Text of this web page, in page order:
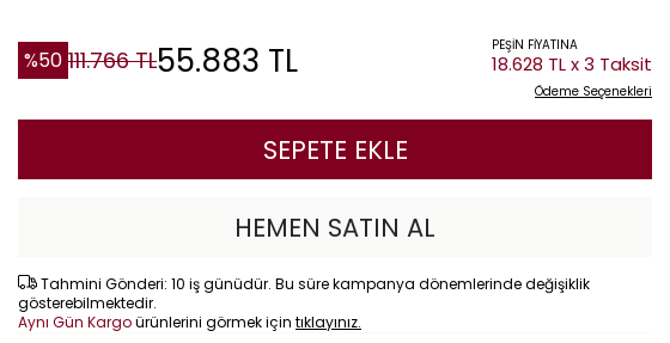
%50 111.766TL55.883 TL PEŞİN FİYATINA
18.628 TL x 3 Taksit
Ödeme Seçenekleri
SEPETE EKLE
HEMEN SATIN AL
Tahmini Gönderi: 10 iş günüdür. Bu süre kampanya dönemlerinde değişiklik
gösterebilmektedir.
Aynı Gün Kargoürünlerini görmek için tıklayınız.